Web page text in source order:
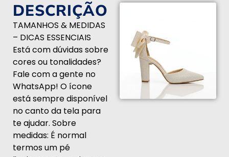
DESCRIÇÃO
TAMANHOS & MEDIDAS
– DICAS ESSENCIAIS
Está com dúvidas sobre
cores ou tonalidades?
Fale com a gente no
WhatsApp! O ícone
está sempre disponível
no canto da tela para
te ajudar. Sobre
medidas: É normal
termos um pé